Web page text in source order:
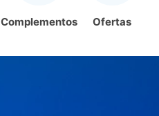
Complementos Ofertas